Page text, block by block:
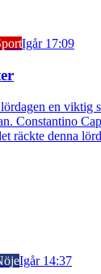
Igår 17:09
en viktig
Constantino
räckte denna
Igår 14:37